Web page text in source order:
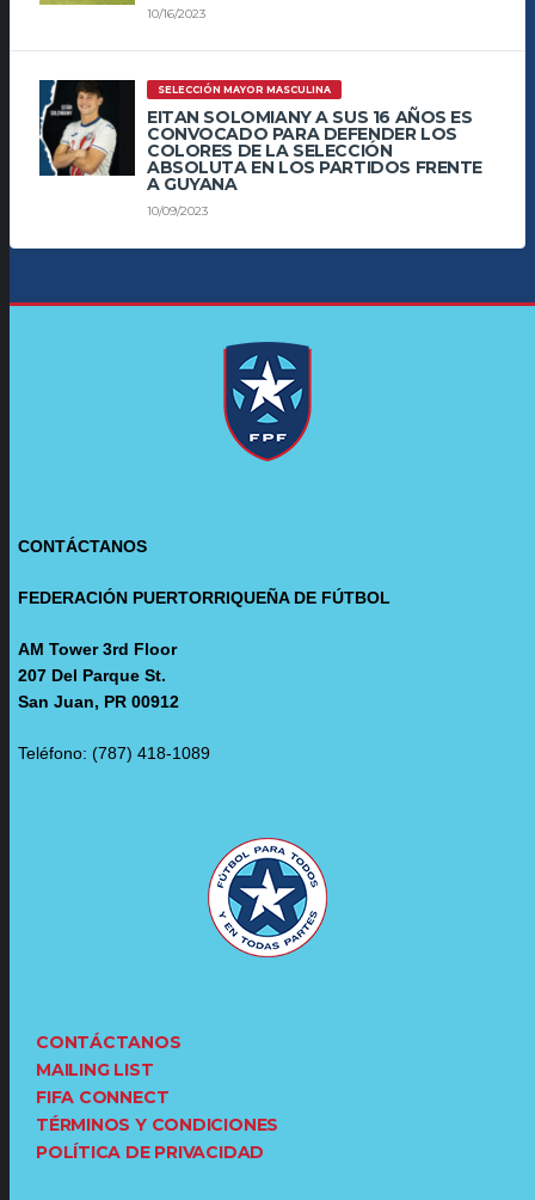
10/16/2023
SELECCIÓN MAYOR MASCULINA
EITAN SOLOMIANY A SUS 16 AÑOS ES
CONVOCADO PARA DEFENDER LOS
COLORES DE LA SELECCIÓN
ABSOLUTA EN LOS PARTIDOS FRENTE
A GUYANA
10/09/2023
CONTÁCTANOS
FEDERACIÓN PUERTORRIQUEÑA DE FÚTBOL
AM Tower 3rd Floor
207 Del Parque St.
San Juan, PR 00912
Teléfono: (787) 418-1089
CONTÁCTANOS
MAILING LIST
FIFA CONNECT
TÉRMINOS Y CONDICIONES
POLÍTICA DE PRIVACIDAD